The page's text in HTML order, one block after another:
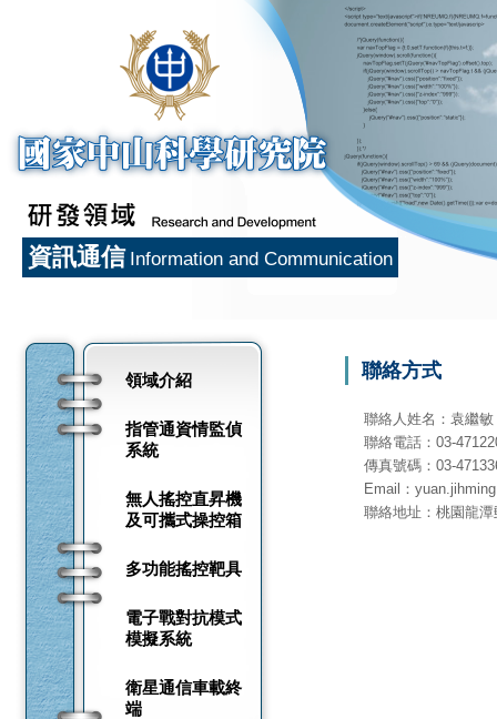
資訊通信 Information and Communication
領域介紹
指管通資情監偵
系統
無人搖控直昇機
及可攜式操控箱
多功能搖控靶具
電子戰對抗模式
模擬系統
衛星通信車載終
端
聯絡方式
聯絡人姓名：袁繼敏
聯絡電話：03-
傳真號碼：03-
Email：
聯絡地址：桃園龍